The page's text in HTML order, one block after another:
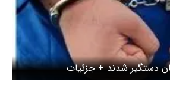
دستگیر شدند + جزئیات